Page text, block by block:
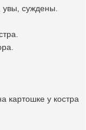
суждены.
картошке у костра